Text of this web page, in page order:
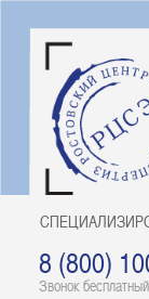
8 (800)
Звонок бесплатный